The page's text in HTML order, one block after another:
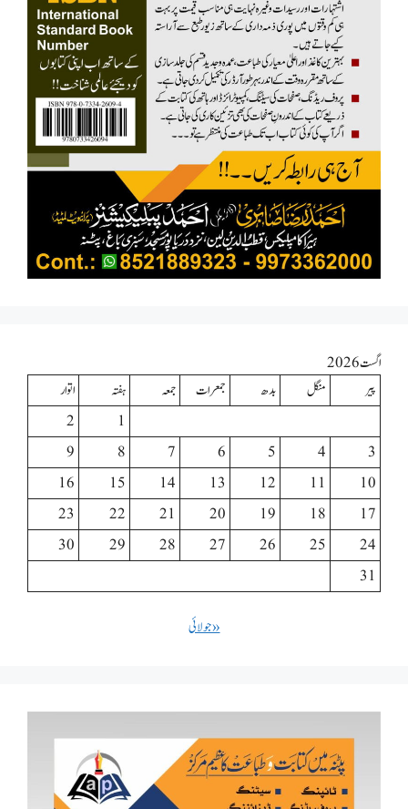
اگست 2026
پیر
منگل بدھ جمعرات جمعہ ہفتہ
اتوار
1
2
3
4
5
6
7
8
9
10
11
12
13
14
15
16
17
18
19
20
21
22
23
24
25
26
27
28
29
30
31
« جولائی